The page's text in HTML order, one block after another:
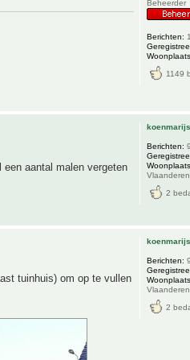
Beheerder
Berichten:
1149
een aantal malen vergeten
Berichten:
2
tuinhuis) om op te vullen
Berichten:
2